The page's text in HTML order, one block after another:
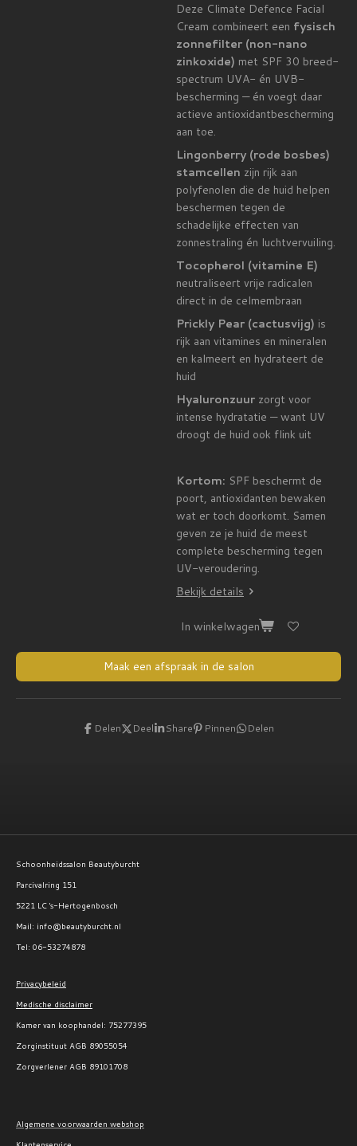
Deze Climate Defence Facial
Cream combineert een fysisch
zonnefilter (non-nano
zinkoxide) met SPF 30 breed-
spectrum UVA- én UVB-
bescherming — én voegt daar
actieve antioxidantbescherming
aan toe.
Lingonberry (rode bosbes)
stamcellen zijn rijk aan
polyfenolen die de huid helpen
beschermen tegen de
schadelijke effecten van
zonnestraling én luchtvervuiling.
Tocopherol (vitamine E)
neutraliseert vrije radicalen
direct in de celmembraan
Prickly Pear (cactusvijg) is
rijk aan vitamines en mineralen
en kalmeert en hydrateert de
huid
Hyaluronzuur zorgt voor
intense hydratatie — want UV
droogt de huid ook flink uit
Kortom: SPF beschermt de
poort, antioxidanten bewaken
wat er toch doorkomt. Samen
geven ze je huid de meest
complete bescherming tegen
UV-veroudering.
Bekijk details
In winkelwagen
Maak een afspraak in de salon
Delen Deel Share Pinnen Delen
Schoonheidssalon Beautyburcht
Parcivalring 151
5221 LC 's-Hertogenbosch
Mail: info@beautyburcht.nl
Tel: 06-53274878
Privacybeleid
Medische disclaimer
Kamer van koophandel: 75277395
Zorginstituut AGB 89055054
Zorgverlener AGB 89101708
Algemene voorwaarden webshop